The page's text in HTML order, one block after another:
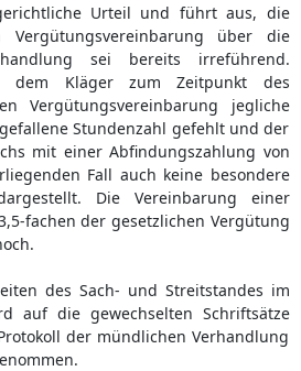
Urteil und führt aus, die
über die
sei bereits irreführend.
dem Kläger zum Zeitpunkt des
Vergütungsvereinbarung jegliche
Stundenzahl gefehlt und der
mit einer Abfindungszahlung von
Fall auch keine besondere
Die Vereinbarung einer
fachen der gesetzlichen Vergütung
des Sach- und Streitstandes im
auf die gewechselten Schriftsätze
der mündlichen Verhandlung